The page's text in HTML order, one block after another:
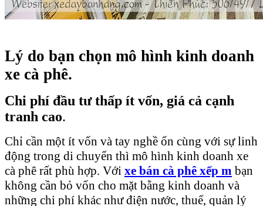
Lý do bạn chọn mô hình kinh doanh
xe cà phê.
Chi phí đầu tư thấp ít vốn, giá cả cạnh
tranh cao.
Chỉ cần một ít vốn và tay nghề ổn cùng với sự linh
động trong di chuyển thì mô hình kinh doanh xe
cà phê rất phù hợp. Với xe bán cà phê xếp m bạn
không cần bỏ vốn cho mặt bằng kinh doanh và
những chi phí khác như điện nước, thuế, quản lý